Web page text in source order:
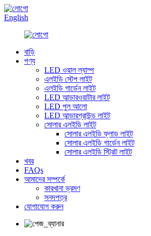
English
বাড়ি
পণ্য
LED ওয়াল ল্যাম্প
এলইডি স্টেপ লাইট
এলইডি গার্ডেন লাইট
LED আন্ডারওয়াটার লাইট
LED পুল আলো
LED আন্ডারগ্রাউন্ড লাইট
সোলার এলইডি লাইট
সোলার এলইডি ফ্লাড লাইট
সোলার এলইডি গার্ডেন লাইট
সোলার এলইডি স্ট্রিট লাইট
খবর
FAQs
আমাদের সম্পর্কে
কারখানা ভ্রমণ
সনদপত্র
যোগাযোগ করুন